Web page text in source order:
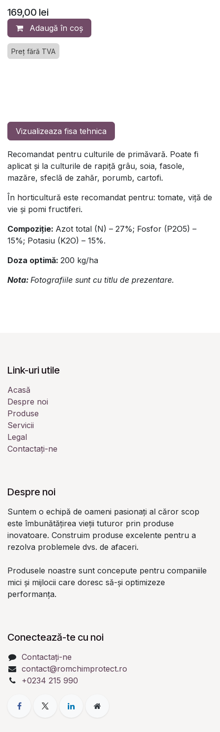
169,00 lei
Adaugă în coș
Preț fără TVA
Vizualizeaza fisa tehnica
Recomandat pentru culturile de primăvară. Poate fi
aplicat şi la culturile de rapiţă grâu, soia, fasole,
mazăre, sfeclă de zahăr, porumb, cartofi.
În horticultură este recomandat pentru: tomate, viţă de
vie şi pomi fructiferi.
Compoziţie: Azot total (N) – 27%; Fosfor (P2O5) –
15%; Potasiu (K2O) – 15%.
Doza optimă: 200 kg/ha
Nota: Fotografiile sunt cu titlu de prezentare.
Link-uri utile
Acasă
Despre noi
Produse
Servicii
Legal
Contactați-ne
Despre noi
Suntem o echipă de oameni pasionați al căror scop
este îmbunătățirea vieții tuturor prin produse
inovatoare. Construim produse excelente pentru a
rezolva problemele dvs. de afaceri.
Produsele noastre sunt concepute pentru companiile
mici și mijlocii care doresc să-și optimizeze
performanța.
Conectează-te cu noi
Contactați-ne
contact@romchimprotect.ro
+0234 215 990